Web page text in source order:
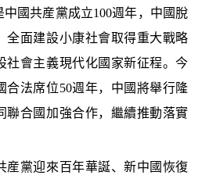
國共産黨成立100週年，中國脫
全面建設小康社會取得重大戰略
社會主義現代化國家新征程。今
合法席位50週年，中國將舉行隆
聯合國加強合作，繼續推動落實
黨迎來百年華誕、新中國恢復